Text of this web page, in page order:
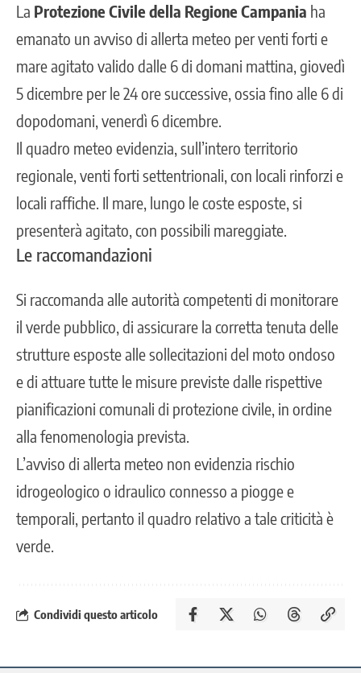
La Protezione Civile della Regione Campania ha
emanato un avviso di allerta meteo per venti forti e
mare agitato valido dalle 6 di domani mattina, giovedì
5 dicembre per le 24 ore successive, ossia fino alle 6 di
dopodomani, venerdì 6 dicembre.
Il quadro meteo evidenzia, sull’intero territorio
regionale, venti forti settentrionali, con locali rinforzi e
locali raffiche. Il mare, lungo le coste esposte, si
presenterà agitato, con possibili mareggiate.
Le raccomandazioni
Si raccomanda alle autorità competenti di monitorare
il verde pubblico, di assicurare la corretta tenuta delle
strutture esposte alle sollecitazioni del moto ondoso
e di attuare tutte le misure previste dalle rispettive
pianificazioni comunali di protezione civile, in ordine
alla fenomenologia prevista.
L’avviso di allerta meteo non evidenzia rischio
idrogeologico o idraulico connesso a piogge e
temporali, pertanto il quadro relativo a tale criticità è
verde.
Condividi questo articolo